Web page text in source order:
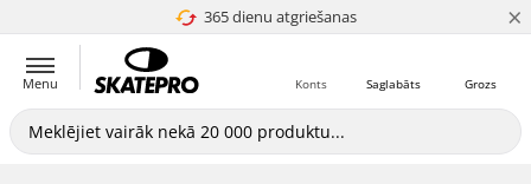
365 dienu atgriešanas
4.8 no 5 ×
Menu Grozs
Saglabāts
Konts